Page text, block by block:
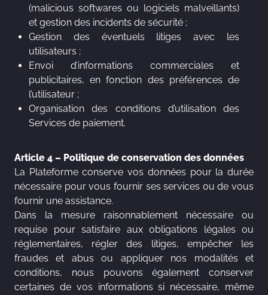
(malicious softwares ou logiciels malveillants)
et gestion des incidents de sécurité ;
Gestion des éventuels litiges avec les
utilisateurs ;
Envoi d’informations commerciales et
publicitaires, en fonction des préférences de
l’utilisateur ;
Organisation des conditions d’utilisation des
Services de paiement.
Article 4 – Politique de conservation des données
La Plateforme conserve vos données pour la durée
nécessaire pour vous fournir ses services ou de vous
fournir une assistance.
Dans la mesure raisonnablement nécessaire ou
requise pour satisfaire aux obligations légales ou
réglementaires, régler des litiges, empêcher les
fraudes et abus ou appliquer nos modalités et
conditions, nous pouvons également conserver
certaines de vos informations si nécessaire, même